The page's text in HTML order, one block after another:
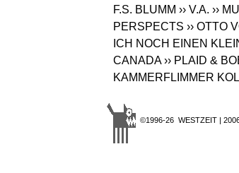
F.S. BLUMM ›› V.A. ››
PERSPECTS ›› OTTO
ICH NOCH EINEN
CANADA ›› PLAID &
KAMMERFLIMMER
©1996-26 WESTZEIT |